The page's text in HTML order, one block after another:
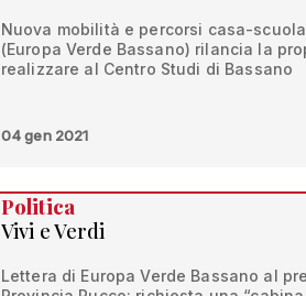
Nuova mobilità e percorsi casa-
(Europa Verde Bassano) rilancia la
realizzare al Centro Studi di Bassano
04 gen 2021
Politica
Vivi e Verdi
Lettera di Europa Verde Bassano al